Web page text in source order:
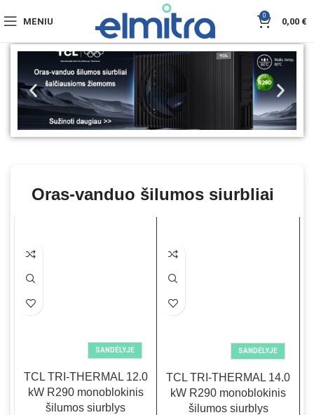
MENIU
0
0,00 €
Oras-vanduo šilumos siurbliai
SANDĖLYJE
TCL TRI-THERMAL 12.0
kW R290 monoblokinis
šilumos siurblys
SANDĖLYJE
TCL TRI-THERMAL 14.0
kW R290 monoblokinis
šilumos siurblys